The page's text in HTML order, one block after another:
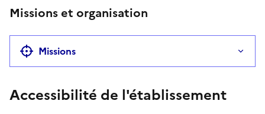
Missions et organisation
Missions
Accessibilité de l'établissement